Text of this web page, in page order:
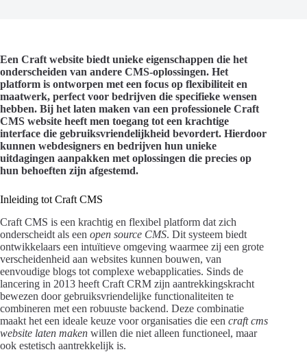
Een Craft website biedt unieke eigenschappen die het
onderscheiden van andere CMS-oplossingen. Het
platform is ontworpen met een focus op flexibiliteit en
maatwerk, perfect voor bedrijven die specifieke wensen
hebben. Bij het laten maken van een professionele Craft
CMS website heeft men toegang tot een krachtige
interface die gebruiksvriendelijkheid bevordert. Hierdoor
kunnen webdesigners en bedrijven hun unieke
uitdagingen aanpakken met oplossingen die precies op
hun behoeften zijn afgestemd.
Inleiding tot Craft CMS
Craft CMS is een krachtig en flexibel platform dat zich
onderscheidt als een open source CMS. Dit systeem biedt
ontwikkelaars een intuïtieve omgeving waarmee zij een grote
verscheidenheid aan websites kunnen bouwen, van
eenvoudige blogs tot complexe webapplicaties. Sinds de
lancering in 2013 heeft Craft CRM zijn aantrekkingskracht
bewezen door gebruiksvriendelijke functionaliteiten te
combineren met een robuuste backend. Deze combinatie
maakt het een ideale keuze voor organisaties die een craft cms
website laten maken willen die niet alleen functioneel, maar
ook estetisch aantrekkelijk is.